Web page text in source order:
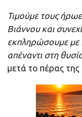
Τιμούμε τους
Βιάννου και
εκπληρώσουμε με
απέναντι στη
μετά το πέρας